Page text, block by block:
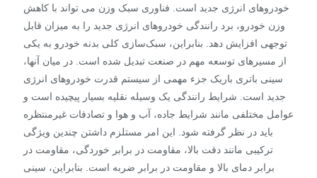
خودروهای انرژی جدید است. فناوری سبک وزن می تواند با کاهش
وزن خودرو، برد رانندگی خودروهای انرژی جدید را به میزان قابل
توجهی افزایش دهد. بنابراین، سبک‌سازی کلی بدنه خودرو به یکی
از مسیرهای توسعه مهم در صنعت تبدیل شده است. در میان آنها،
سینی باتری باریک جزء مهمی از سیستم قدرت خودروهای انرژی
جدید است. شرایط رانندگی یک وسیله نقلیه بسیار پیچیده است و
عوامل مختلفی مانند شرایط جاده، آب و هوا و تصادفات غیرمنتظره
باید در نظر گرفته شود. این امر مستلزم داشتن چندین ویژگی
ترکیبی مانند دقت بالا، مقاومت در برابر خوردگی، مقاومت در
برابر دمای بالا و مقاومت در برابر ضربه است. بنابراین، سینی